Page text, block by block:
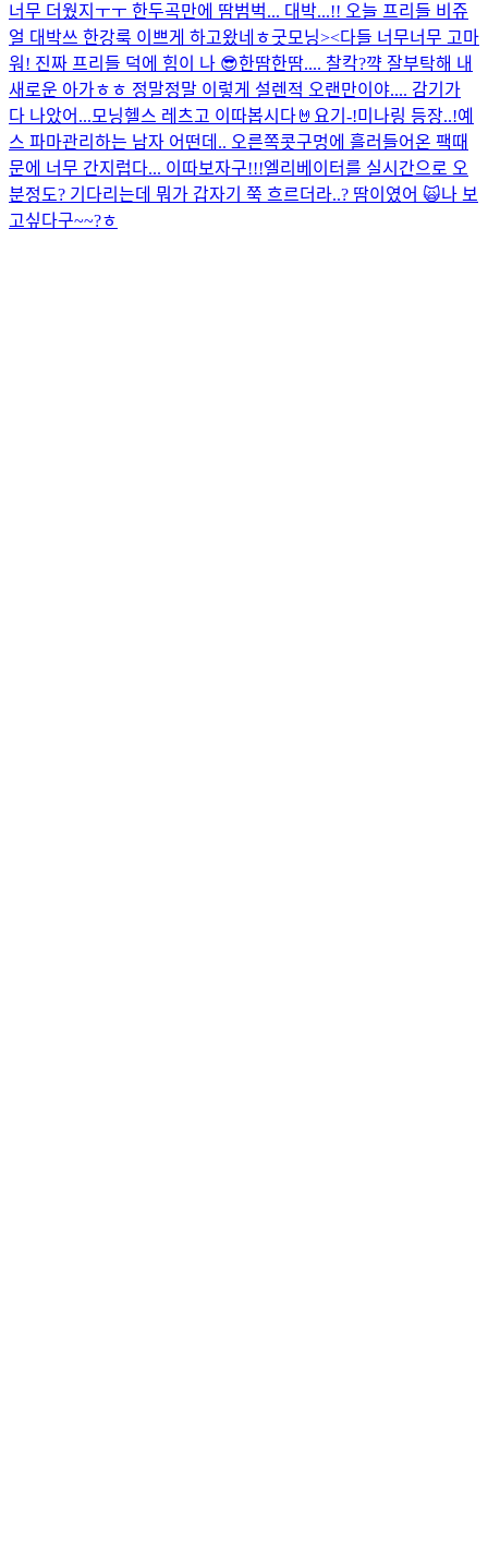
너무 더웠지ㅜㅜ 한두곡만에 땀범벅... 대박...!! 오늘 프리들 비쥬
얼 대박쓰 한강룩 이쁘게 하고왔네ㅎ굿모닝><다들 너무너무 고마
워! 진짜 프리들 덕에 힘이 나 😎한땀한땀.... 찰칵?꺅 잘부탁해 내
새로운 아가ㅎㅎ 정말정말 이렇게 설렌적 오랜만이야.... 감기가
다 나았어...모닝헬스 레츠고 이따봅시다🤘 요기-!미나링 등장..!예
스 파마관리하는 남자 어떤데.. 오른쪽콧구멍에 흘러들어온 팩때
문에 너무 간지럽다... 이따보자구!!!엘리베이터를 실시간으로 오
분정도? 기다리는데 뭐가 갑자기 쭉 흐르더라..? 땀이였어 🙀나 보
고싶다구~~?ㅎ